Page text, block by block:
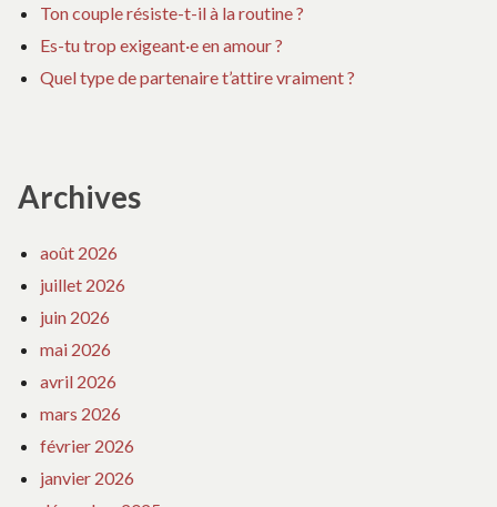
Ton couple résiste-t-il à la routine ?
Es-tu trop exigeant·e en amour ?
Quel type de partenaire t’attire vraiment ?
Archives
août 2026
juillet 2026
juin 2026
mai 2026
avril 2026
mars 2026
février 2026
janvier 2026